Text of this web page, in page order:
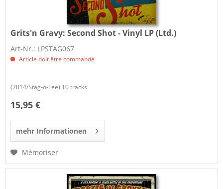
Grits'n Gravy: Second Shot - Vinyl LP (Ltd.)
Art-Nr.: LPSTAG067
Article doit être commandé
(2014/Stag-o-Lee) 10 tracks
15,95 €
mehr Informationen
Mémoriser